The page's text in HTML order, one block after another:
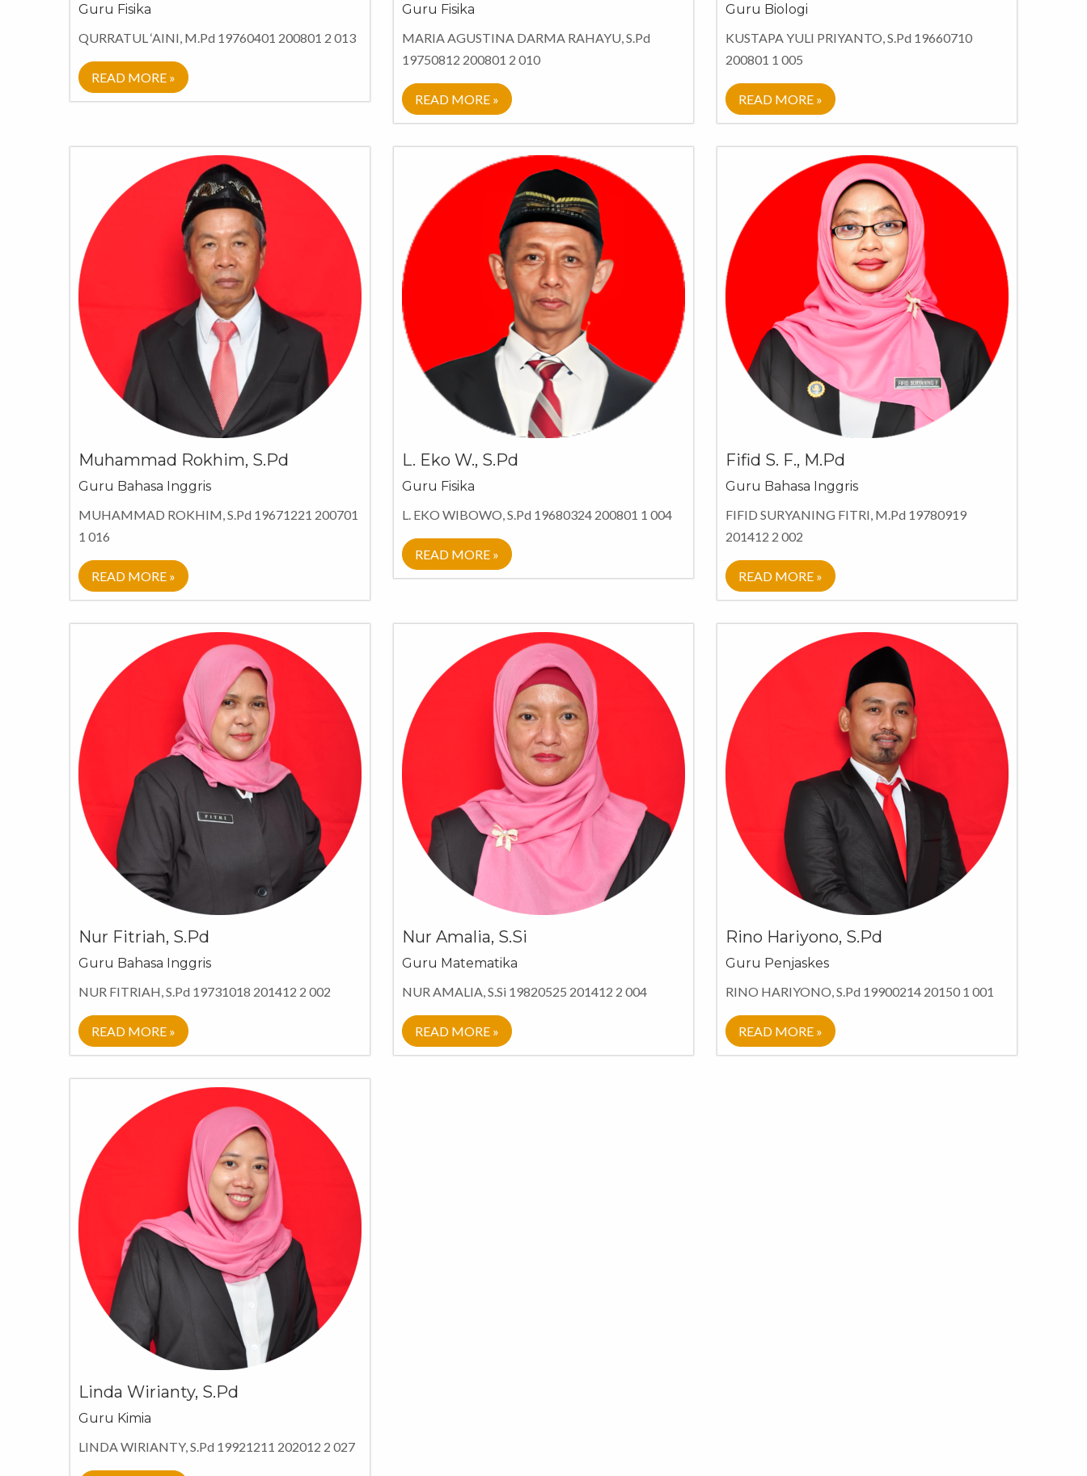
Guru Fisika
QURRATUL ‘AINI, M.Pd 19760401 200801 2 013
READ MORE »
Guru Fisika
MARIA AGUSTINA DARMA RAHAYU, S.Pd
19750812 200801 2 010
READ MORE »
Guru Biologi
KUSTAPA YULI PRIYANTO, S.Pd 19660710
200801 1 005
READ MORE »
Muhammad Rokhim, S.Pd
Guru Bahasa Inggris
MUHAMMAD ROKHIM, S.Pd 19671221 200701
1 016
READ MORE »
L. Eko W., S.Pd
Guru Fisika
L. EKO WIBOWO, S.Pd 19680324 200801 1 004
READ MORE »
Fifid S. F., M.Pd
Guru Bahasa Inggris
FIFID SURYANING FITRI, M.Pd 19780919
201412 2 002
READ MORE »
Nur Fitriah, S.Pd
Guru Bahasa Inggris
NUR FITRIAH, S.Pd 19731018 201412 2 002
READ MORE »
Nur Amalia, S.Si
Guru Matematika
NUR AMALIA, S.Si 19820525 201412 2 004
READ MORE »
Rino Hariyono, S.Pd
Guru Penjaskes
RINO HARIYONO, S.Pd 19900214 20150 1 001
READ MORE »
Linda Wirianty, S.Pd
Guru Kimia
LINDA WIRIANTY, S.Pd 19921211 202012 2 027